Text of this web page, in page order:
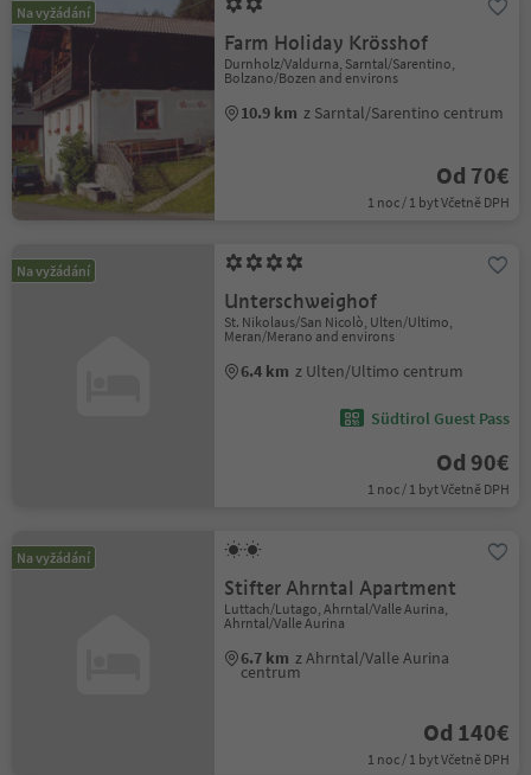
Na vyžádání
Farm Holiday Krösshof
Durnholz/Valdurna, Sarntal/Sarentino,
Bolzano/Bozen and environs
10.9 km z Sarntal/Sarentino centrum
Od 70€
1 noc / 1 byt Včetně DPH
Na vyžádání
Unterschweighof
St. Nikolaus/San Nicolò, Ulten/Ultimo,
Meran/Merano and environs
6.4 km z Ulten/Ultimo centrum
Südtirol Guest Pass
Od 90€
1 noc / 1 byt Včetně DPH
Na vyžádání
Stifter Ahrntal Apartment
Luttach/Lutago, Ahrntal/Valle Aurina,
Ahrntal/Valle Aurina
6.7 km z Ahrntal/Valle Aurina
centrum
Od 140€
1 noc / 1 byt Včetně DPH